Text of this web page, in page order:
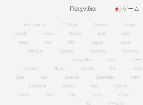
Παιχνίδια
ゲーム
free games 123spill Games Игры
Spiele
Jeux Giochi Spill Spel
игры
Gry Hry Jogos Jocuri
Mängud
Speles Zaidimai Oyunlar
Παιχνίδια
Igre
ゲーム
Games
Игры Spiele Gry Jeux
Spel
Spil Jatekok Spelletjes Pelit
Zaidimai
Giochi Ігри Гульні
Jogos
Hry Igre Lojra Игри
戏
ゲームズ